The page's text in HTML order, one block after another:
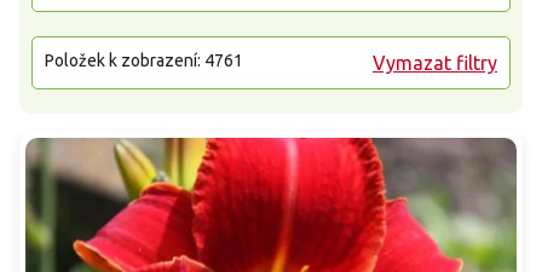
Vymazat filtry
Položek k zobrazení: 4761